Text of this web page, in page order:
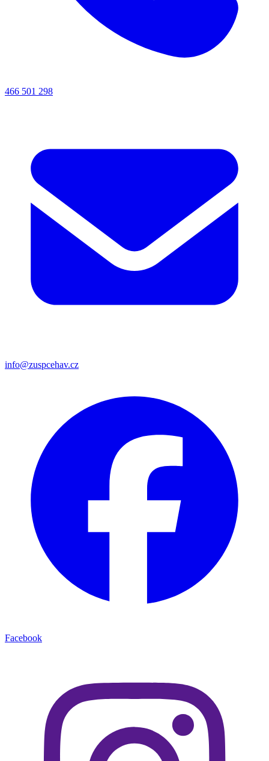
466 501 298
info@zuspcehav.cz
Facebook